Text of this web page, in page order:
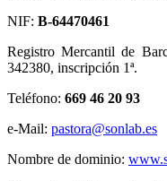
NIF: B-64470461
Registro Mercantil de
342380, inscripción 1ª.
Teléfono: 669 46 20 93
e-Mail: pastora@sonlab.es
Nombre de dominio: